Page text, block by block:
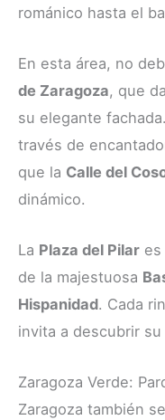
románico hasta el
En esta área, no
de Zaragoza, que
su elegante
través de
que la Calle del
dinámico.
La Plaza del Pilar
de la majestuosa
Hispanidad. Cada
invita a descubrir
Zaragoza Verde:
Zaragoza también